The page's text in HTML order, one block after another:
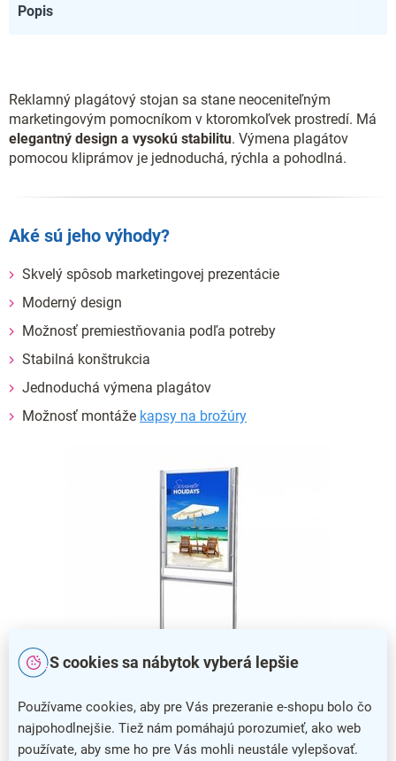
S cookies sa nábytok vyberá lepšie
Používame cookies, aby pre Vás prezeranie e-shopu bolo čo
najpohodlnejšie. Tiež nám pomáhajú porozumieť, ako web
používate, aby sme ho pre Vás mohli neustále vylepšovať.
Popis
Reklamný plagátový stojan sa stane neoceniteľným
marketingovým pomocníkom v ktoromkoľvek prostredí. Má
elegantný design a vysokú stabilitu. Výmena plagátov
pomocou kliprámov je jednoduchá, rýchla a pohodlná.
Aké sú jeho výhody?
Skvelý spôsob marketingovej prezentácie
Moderný design
Možnosť premiestňovania podľa potreby
Stabilná konštrukcia
Jednoduchá výmena plagátov
Možnosť montáže kapsy na brožúry
Infoboard s kliprámom